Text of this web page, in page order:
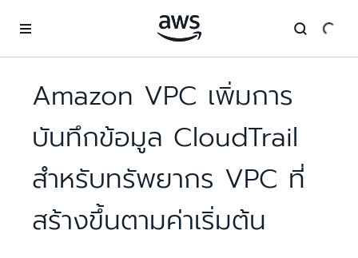
Amazon VPC เพิ่มการ
บันทึกข้อมูล CloudTrail
สำหรับทรัพยากร VPC ที่
สร้างขึ้นตามค่าเริ่มต้น